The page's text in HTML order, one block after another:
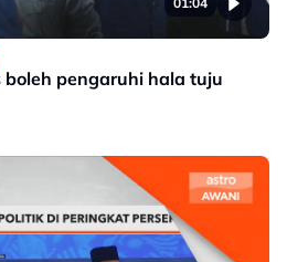
boleh pengaruhi hala tuju